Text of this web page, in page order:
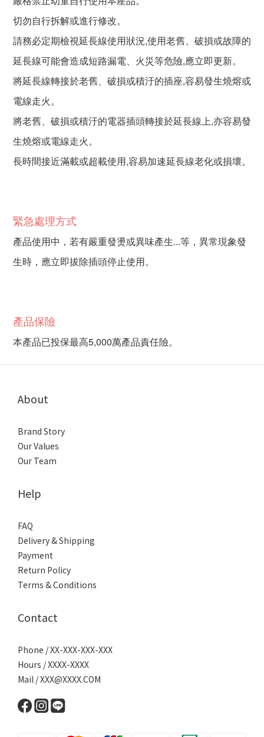
切勿自行拆解或進行修改。
請務必定期檢視延長線使用狀況,使用老舊、破損或故障的
延長線可能會造成短路漏電、火災等危險,應立即更新。
將延長線轉接於老舊、破損或積汙的插座,容易發生燒熔或
電線走火。
將老舊、破損或積汙的電器插頭轉接於延長線上,亦容易發
生燒熔或電線走火。
長時間接近滿載或超載使用,容易加速延長線老化或損壞。
緊急處理方式
產品使用中，若有嚴重發燙或異味產生...等，異常現象發
生時，應立即拔除插頭停止使用。
產品保險
本產品已投保最高5,000萬產品責任險。
About
Brand Story
Our Values
Our Team
Help
FAQ
Delivery & Shipping
Payment
Return Policy
Terms & Conditions
Contact
Phone / XX-XXX-XXX-XXX
Hours / XXXX-XXXX
Mail / XXX@XXXX.COM